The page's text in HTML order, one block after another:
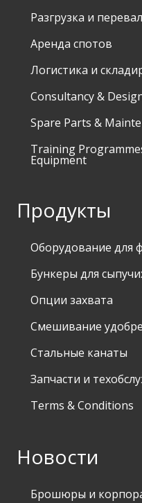
Разгрузка и
Аренда спотов
Логистика и
Consultancy &
Spare Parts &
Training
Equipment
Продукты
Оборудование для
Бункеры для
Опции захвата
Смешивание
Стальные канаты
Запчасти и
Terms & Conditions
Новости
Брошюры и